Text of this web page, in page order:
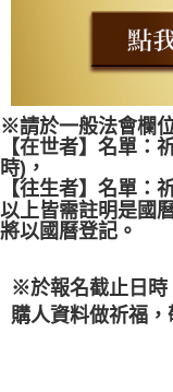
※請於一般法會欄
【在世者】名單：
時)，
【往生者】名單：
以上皆需註明是國
將以國曆登記。
※於報名截止日時
購人資料做祈福，